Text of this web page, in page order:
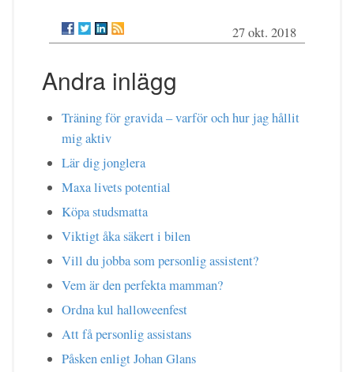
27 okt. 2018
Andra inlägg
Träning för gravida – varför och hur jag hållit
mig aktiv
Lär dig jonglera
Maxa livets potential
Köpa studsmatta
Viktigt åka säkert i bilen
Vill du jobba som personlig assistent?
Vem är den perfekta mamman?
Ordna kul halloweenfest
Att få personlig assistans
Påsken enligt Johan Glans